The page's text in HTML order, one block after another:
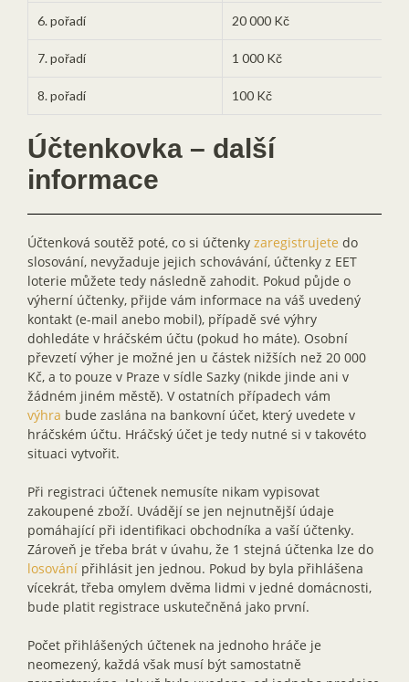
6. pořadí 20 000 Kč
7. pořadí 1 000 Kč
8. pořadí 100 Kč
Účtenkovka – další
informace
Účtenková soutěž poté, co si účtenky zaregistrujete do
slosování, nevyžaduje jejich schovávání, účtenky z EET
loterie můžete tedy následně zahodit. Pokud půjde o
výherní účtenky, přijde vám informace na váš uvedený
kontakt (e-mail anebo mobil), případě své výhry
dohledáte v hráčském účtu (pokud ho máte). Osobní
převzetí výher je možné jen u částek nižších než 20 000
Kč, a to pouze v Praze v sídle Sazky (nikde jinde ani v
žádném jiném městě). V ostatních případech vám
výhra bude zaslána na bankovní účet, který uvedete v
hráčském účtu. Hráčský účet je tedy nutné si v takovéto
situaci vytvořit.
Při registraci účtenek nemusíte nikam vypisovat
zakoupené zboží. Uvádějí se jen nejnutnější údaje
pomáhající při identifikaci obchodníka a vaší účtenky.
Zároveň je třeba brát v úvahu, že 1 stejná účtenka lze do
losování přihlásit jen jednou. Pokud by byla přihlášena
vícekrát, třeba omylem dvěma lidmi v jedné domácnosti,
bude platit registrace uskutečněná jako první.
Počet přihlášených účtenek na jednoho hráče je
neomezený, každá však musí být samostatně